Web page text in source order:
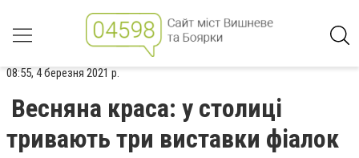
08:55, 4 березня 2021 р.
Весняна краса: у столиці
тривають три виставки фіалок